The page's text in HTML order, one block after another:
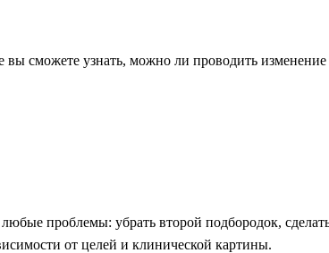
вы сможете узнать, можно ли проводить
проблемы: убрать второй подбородок,
от целей и клинической картины.